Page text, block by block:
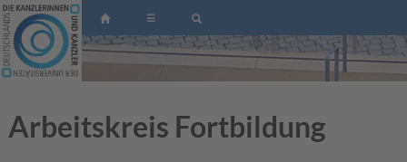
☰
Arbeitskreis Fortbildung